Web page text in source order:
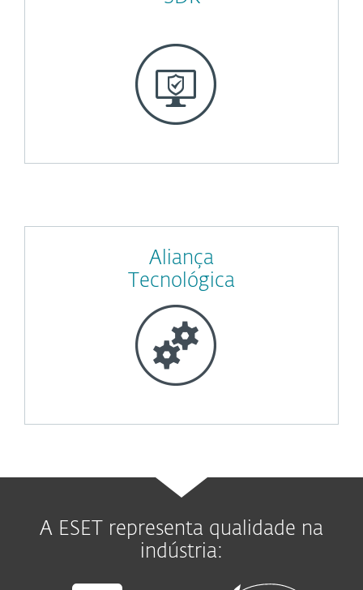
Aliança
Tecnológica
A ESET representa qualidade na
indústria: